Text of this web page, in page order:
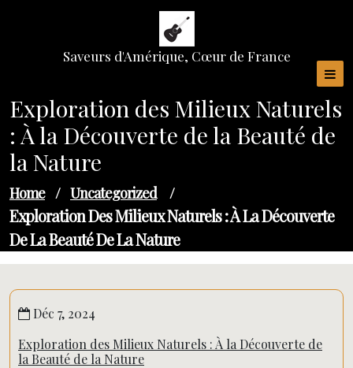
Saveurs d'Amérique, Cœur de France
Exploration des Milieux Naturels
: À la Découverte de la Beauté de
la Nature
Home / Uncategorized /
Exploration Des Milieux Naturels : À La Découverte
De La Beauté De La Nature
Déc 7, 2024
Exploration des Milieux Naturels : À la Découverte de
la Beauté de la Nature